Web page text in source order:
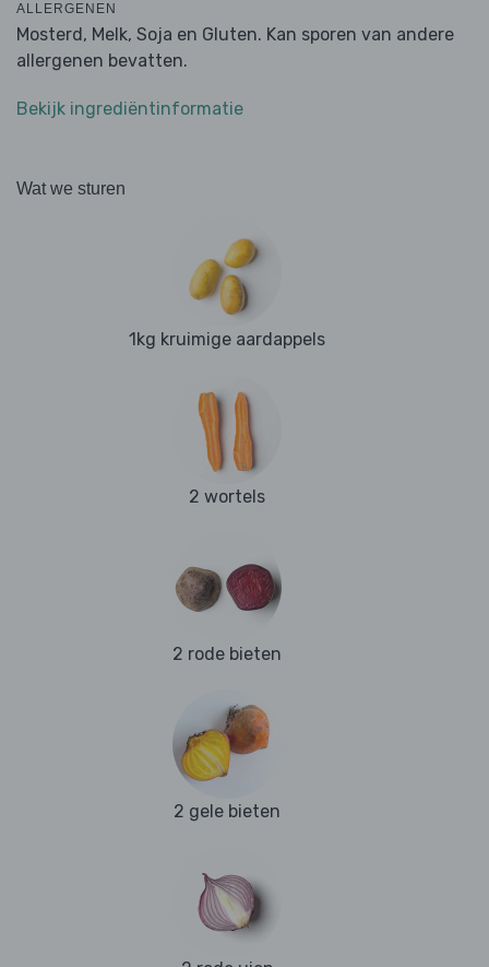
ALLERGENEN
Mosterd, Melk, Soja en Gluten. Kan sporen van andere
allergenen bevatten.
Bekijk ingrediëntinformatie
Wat we sturen
1kg kruimige aardappels
2 wortels
2 rode bieten
2 gele bieten